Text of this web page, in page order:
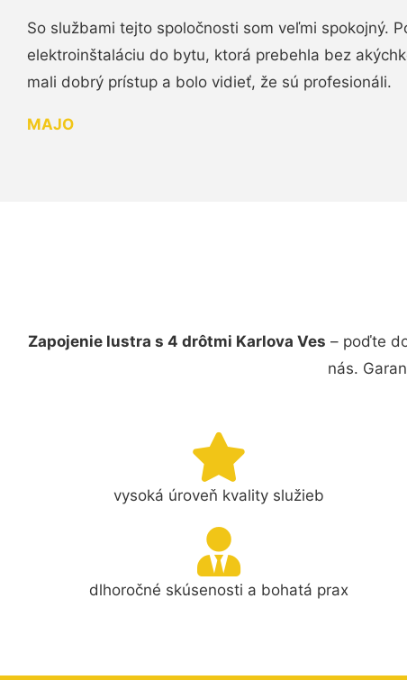
So službami tejto spoločnosti som veľmi spokojný.
elektroinštaláciu do bytu, ktorá prebehla bez
mali dobrý prístup a bolo vidieť, že sú profesionáli.
MAJO
Zapojenie lustra s 4 drôtmi Karlova Ves – poďte
nás.
vysoká úroveň kvality služieb
dlhoročné skúsenosti a bohatá prax